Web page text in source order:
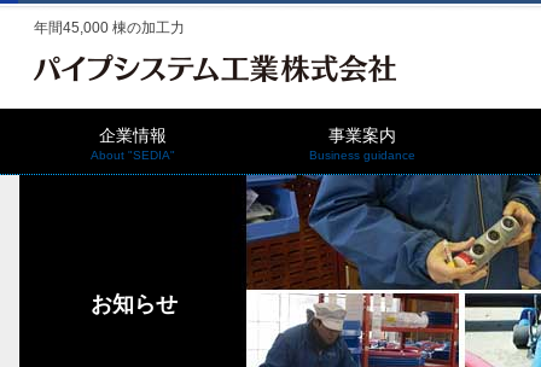
年間45,000 棟の加工力
企業情報
About "SEDIA"
事業案内
Business guidance
お知らせ